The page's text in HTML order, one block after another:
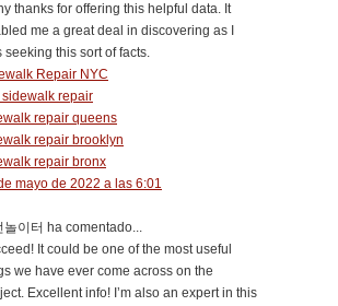
thanks for offering this helpful data. It
me a great deal in discovering as I
seeking this sort of facts.
Repair NYC
sidewalk repair
repair queens
repair brooklyn
repair bronx
mayo de 2022 a las 6:01
놀이터 ha comentado...
It could be one of the most useful
we have ever come across on the
Excellent info! I’m also an expert in this